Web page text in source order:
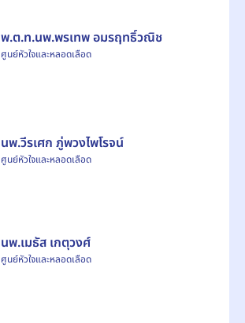
พ.ต.ท.นพ.พรเทพ อมรฤทธิ์วณิช
ศูนย์หัวใจและหลอดเลือด
นพ.วีรเศก ภู่พวงไพโรจน์
ศูนย์หัวใจและหลอดเลือด
นพ.เมธัส เกตุวงศ์
ศูนย์หัวใจและหลอดเลือด